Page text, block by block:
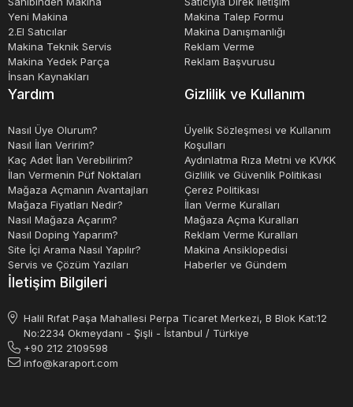
Lastik tekerlekli yükleyiciler, aynı zamanda çevre
dostudur, çünkü yakıt verimliliği artırılarak yakıt tüketimi
azaltılır ve çevre kirliliği en aza indirilir.
sektöründe ve diğer endüstriyel faaliyetlerde kullanılan
önemli bir makinedir. Bu makineler, malzeme taşıma
işlemlerini hızlandırır, işgücü maliyetlerini azaltır, çevre
dostudur ve üretkenliği artırır. Lastik tekerlekli
yükleyicilerin güvenliği, çeşitli güvenlik özellikleri ile
sağlanmaktadır.
Yeni Makina
2.El Satıcılar
Makina Teknik Servis
Makina Yedek Parça
İnsan Kaynakları
Makina Talep Formu
Makina Danışmanlığı
Reklam Verme
Reklam Başvurusu
Yardım
Nasıl Üye Olurum?
Nasıl İlan Veririm?
Kaç Adet İlan Verebilirim?
İlan Vermenin Püf Noktaları
Mağaza Açmanın Avantajları
Mağaza Fiyatları Nedir?
Nasıl Mağaza Açarım?
Nasıl Doping Yaparım?
Site İçi Arama Nasıl Yapılır?
Servis ve Çözüm Yazıları
Gizlilik ve Kullanım
Üyelik Sözleşmesi ve Kullanım
Koşulları
Aydınlatma Rıza Metni ve KVKK
Gizlilik ve Güvenlik Politikası
Çerez Politikası
İlan Verme Kuralları
Mağaza Açma Kuralları
Reklam Verme Kuralları
Makina Ansiklopedisi
Haberler ve Gündem
İletişim Bilgileri
Halil Rıfat Paşa Mahallesi Perpa Ticaret Merkezi, B Blok Kat:12
No:2234 Okmeydanı - Şişli - İstanbul / Türkiye
+90 212 2109598
info@karaport.com